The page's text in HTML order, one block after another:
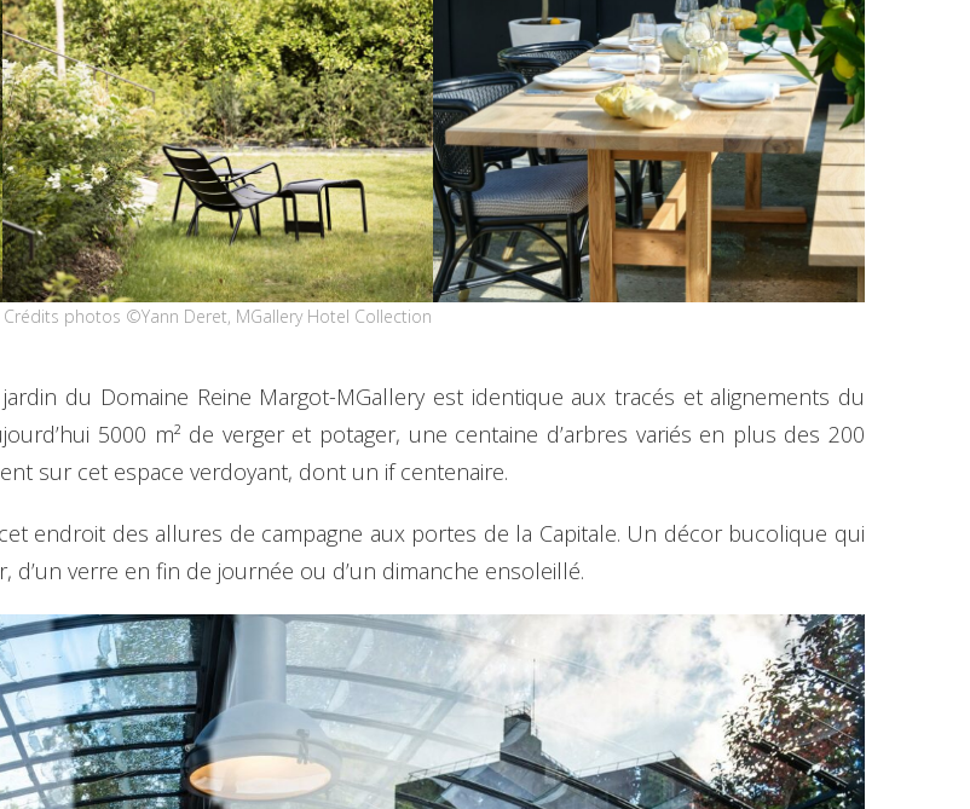
Crédits photos ©Yann Deret, MGallery Hotel Collection
du Domaine Reine Margot-MGallery est identique aux tracés et alignements du
5000 m² de verger et potager, une centaine d’arbres variés en plus des 200
sur cet espace verdoyant, dont un if centenaire.
endroit des allures de campagne aux portes de la Capitale. Un décor bucolique qui
d’un verre en fin de journée ou d’un dimanche ensoleillé.